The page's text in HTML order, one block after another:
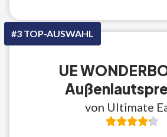
#3 TOP-AUSWAHL
UE
von Ultimate